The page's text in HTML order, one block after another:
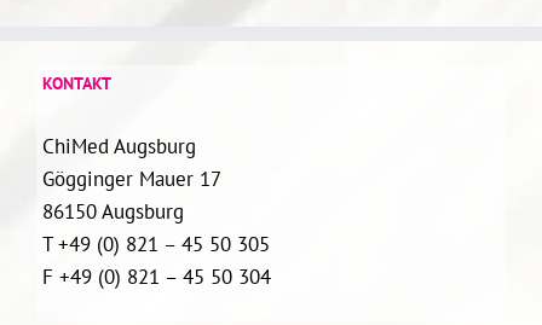
KONTAKT
ChiMed Augsburg
Gögginger Mauer 17
86150 Augsburg
T +49 (0) 821 – 45 50 305
F +49 (0) 821 – 45 50 304